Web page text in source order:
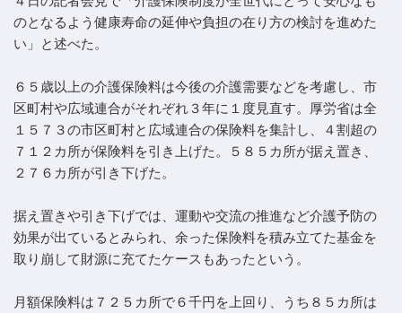
のとなるよう健康寿命の延伸や負担の在り方の検討を進めた
い」と述べた。
６５歳以上の介護保険料は今後の介護需要などを考慮し、市
区町村や広域連合がそれぞれ３年に１度見直す。厚労省は全
１５７３の市区町村と広域連合の保険料を集計し、４割超の
７１２カ所が保険料を引き上げた。５８５カ所が据え置き、
２７６カ所が引き下げた。
据え置きや引き下げでは、運動や交流の推進など介護予防の
効果が出ているとみられ、余った保険料を積み立てた基金を
取り崩して財源に充てたケースもあったという。
月額保険料は７２５カ所で６千円を上回り、うち８５カ所は